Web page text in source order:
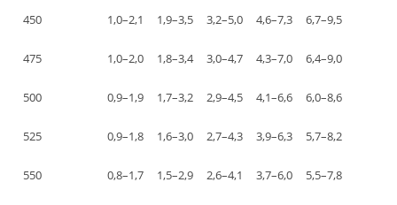
450 1,0–2,1 1,9–3,5 3,2–5,0 4,6–7,3 6,7–9,5
475 1,0–2,0 1,8–3,4 3,0–4,7 4,3–7,0 6,4–9,0
500 0,9–1,9 1,7–3,2 2,9–4,5 4,1–6,6 6,0–8,6
525 0,9–1,8 1,6–3,0 2,7–4,3 3,9–6,3 5,7–8,2
550 0,8–1,7 1,5–2,9 2,6–4,1 3,7–6,0 5,5–7,8